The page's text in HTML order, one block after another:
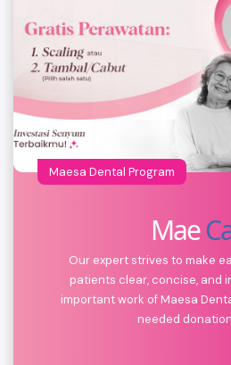
Maesa Dental Program
Mae
Our expert strives to make
patients clear, concise, and
important work of Maesa
needed